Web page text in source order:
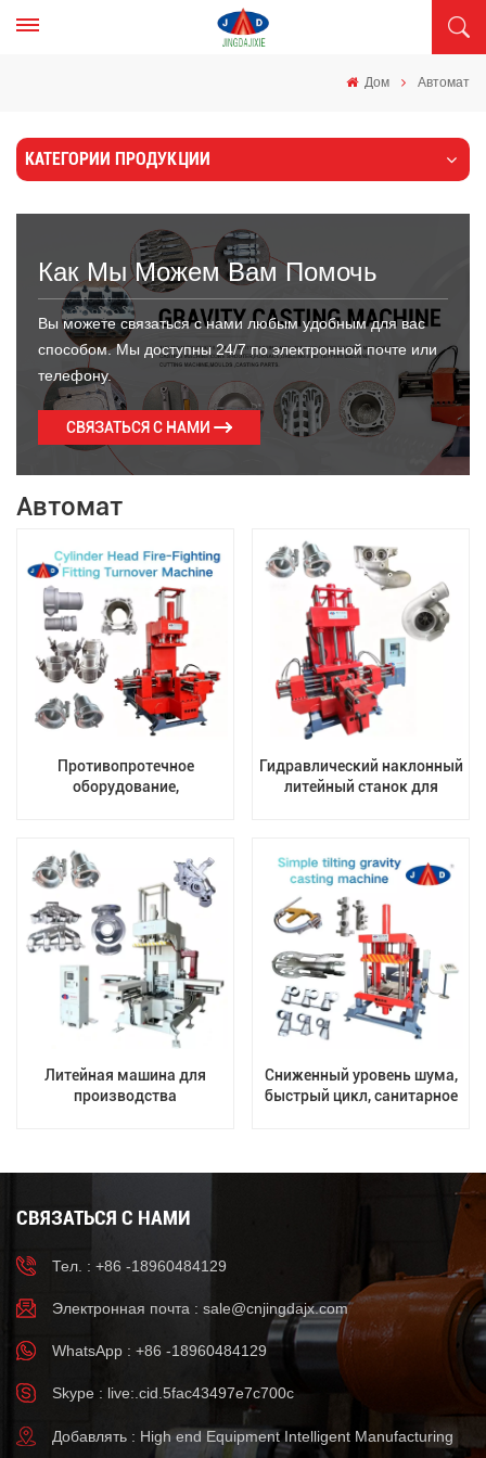
Дом Автомат
КАТЕГОРИИ ПРОДУКЦИИ
Как Мы Можем Вам Помочь
Вы можете связаться с нами любым удобным для вас
способом. Мы доступны 24/7 по электронной почте или
телефону.
СВЯЗАТЬСЯ С НАМИ
Автомат
Противопротечное
оборудование,
тяжести: соединения труб
из сплавов для
пожаротушения
Гидравлический наклонный
литейный станок для
пористости сложных
алюминиевых отливок.
Клапанная арматура.
Литейная машина для
производства
гравитационного литья.
Сниженный уровень шума,
быстрый цикл, санитарное
СВЯЗАТЬСЯ С НАМИ
Тел. : +86 -18960484129
Электронная почта : sale@cnjingdajx.com
WhatsApp : +86 -18960484129
Skype : live:.cid.5fac43497e7c700c
Добавлять : High end Equipment Intelligent Manufacturing